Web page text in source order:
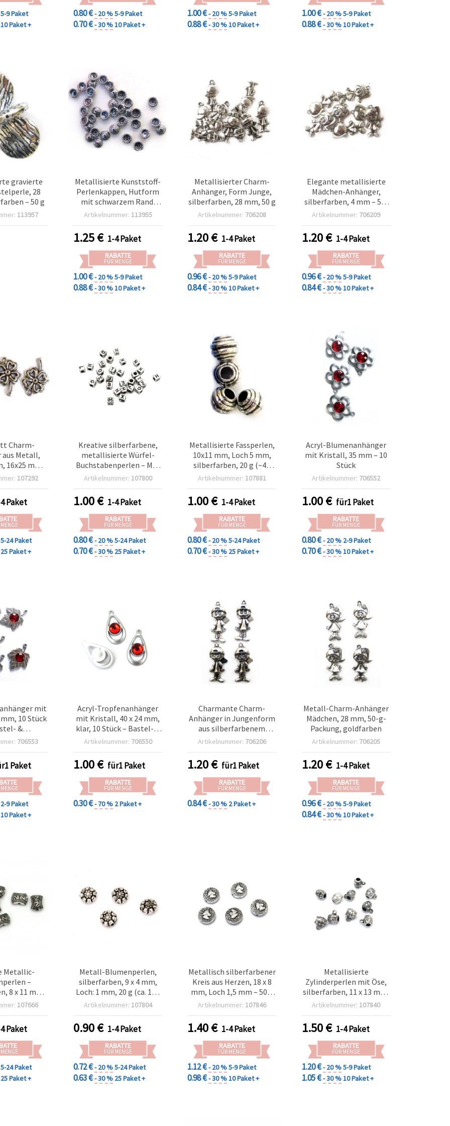
5-9 Paket
10 Paket +
0.80 €- 20 %5-9 Paket
0.70 €- 30 %10 Paket +
1.00 €- 20 %5-9 Paket
0.88 €- 30 %10 Paket +
1.00 €- 20 %5-9 Paket
0.88 €- 30 %10 Paket +
gravierte
28
– 50 g
113957
Metallisierte Kunststoff-
Perlenkappen, Hutform
mit schwarzem Rand,
silberfarben, 11 x 5 mm,
Artikelnummer: 113955
1.25€ 1-4 Paket
RABATTE
FÜR MENGE
1.00 €- 20 %5-9 Paket
0.88 €- 30 %10 Paket +
Metallisierter Charm-
Anhänger, Form Junge,
silberfarben, 28 mm, 50 g
Artikelnummer: 706208
1.20€ 1-4 Paket
RABATTE
FÜR MENGE
0.96 €- 20 %5-9 Paket
0.84 €- 30 %10 Paket +
Elegante metallisierte
Mädchen-Anhänger,
silberfarben, 4 mm – 50-
g-Pack, perfekt für DIY-
kreative Bastelprojekte
Artikelnummer: 706209
1.20€ 1-4 Paket
RABATTE
FÜR MENGE
0.96 €- 20 %5-9 Paket
0.84 €- 30 %10 Paket +
Charm-
aus Metall,
16x25 mm,
– 20 g (~36
107292
Paket
5-24 Paket
25 Paket +
Kreative silberfarbene,
metallisierte Würfel-
Buchstabenperlen – Mix,
6,5 x 6,5 mm, Loch 3,5
perfekt für
personalisierten
Schmuck, Armbänder &
DIY-Bastelprojekte
Artikelnummer: 107800
1.00€ 1-4 Paket
RABATTE
FÜR MENGE
0.80 €- 20 %5-24 Paket
0.70 €- 30 % 25 Paket +
Metallisierte Fassperlen,
10x11 mm, Loch 5 mm,
silberfarben, 20 g (~40
Stk.), für
Artikelnummer: 107881
1.00€ 1-4 Paket
RABATTE
FÜR MENGE
0.80 €- 20 %5-24 Paket
0.70 €- 30 % 25 Paket +
Acryl-Blumenanhänger
mit Kristall, 35 mm – 10
Stück
Artikelnummer: 706552
1.00€ für1 Paket
RABATTE
FÜR MENGE
0.80 €- 20 % 2-9 Paket
0.70 €- 30 %10 Paket +
mit
10 Stück
&
706553
Paket
2-9 Paket
10 Paket +
Acryl-Tropfenanhänger
mit Kristall, 40 x 24 mm,
klar, 10 Stück – Bastel- &
Schmuckanhänger
Artikelnummer: 706550
1.00€ für1 Paket
RABATTE
FÜR MENGE
0.30 €- 70 % 2 Paket +
Charmante Charm-
Anhänger in Jungenform
aus silberfarbenem
Metall, 40 mm - 50 g,
Armbänder & DIY-
Schmuckprojekte
Artikelnummer: 706206
1.20€ für1 Paket
RABATTE
FÜR MENGE
0.84 €- 30 % 2 Paket +
Metall-Charm-Anhänger
Mädchen, 28 mm, 50-g-
Packung, goldfarben
Artikelnummer: 706205
1.20€ 1-4 Paket
RABATTE
FÜR MENGE
0.96 €- 20 %5-9 Paket
0.84 €- 30 %10 Paket +
Metallic-
–
8 x 11 mm,
g) – Ideal für
& DIY-
107666
Paket
5-24 Paket
25 Paket +
Metall-Blumenperlen,
silberfarben, 9 x 4 mm,
Loch: 1 mm, 20 g (ca. 110
Stk.)
Artikelnummer: 107804
0.90€ 1-4 Paket
RABATTE
FÜR MENGE
0.72 €- 20 %5-24 Paket
0.63 €- 30 % 25 Paket +
Metallisch silberfarbener
Kreis aus Herzen, 18 x 8
mm, Loch 1,5 mm – 50 g
(ca. 30 Stk.)
Artikelnummer: 107846
1.40€ 1-4 Paket
RABATTE
FÜR MENGE
1.12 €- 20 %5-9 Paket
0.98 €- 30 %10 Paket +
Metallisierte
Zylinderperlen mit Öse,
silberfarben, 11 x 13 mm,
Loch 4 mm, 50 g (ca. 90
Artikelnummer: 107840
1.50€ 1-4 Paket
RABATTE
FÜR MENGE
1.20 €- 20 %5-9 Paket
1.05 €- 30 %10 Paket +